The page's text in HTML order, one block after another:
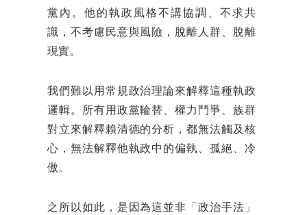
黨內。他的執政風格不講協調、不求共
識，不考慮民意與風險，脫離人群、脫離
現實。
我們難以用常規政治理論來解釋這種執政
邏輯。所有用政黨輪替、權力鬥爭、族群
對立來解釋賴清德的分析，都無法觸及核
心，無法解釋他執政中的偏執、孤絕、冷
傲。
之所以如此，是因為這並非「政治手法」